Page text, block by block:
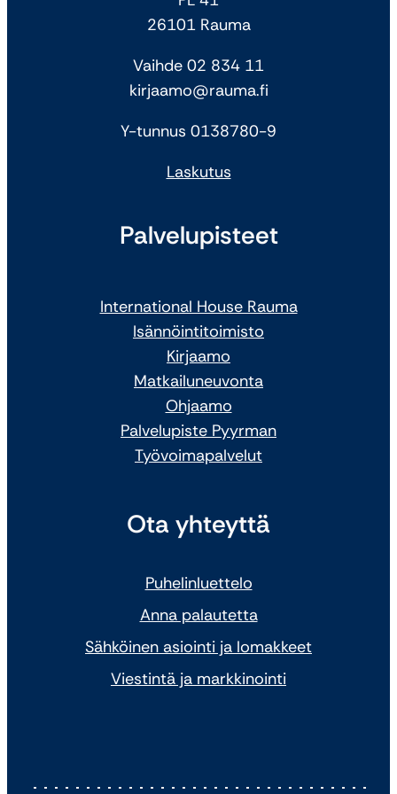
26101 Rauma
Vaihde 02 834 11
kirjaamo@rauma.fi
Y-tunnus 0138780-9
Laskutus
Palvelupisteet
International House Rauma
Isännöintitoimisto
Kirjaamo
Matkailuneuvonta
Ohjaamo
Palvelupiste Pyyrman
Työvoimapalvelut
Ota yhteyttä
Puhelinluettelo
Anna palautetta
Sähköinen asiointi ja lomakkeet
Viestintä ja markkinointi